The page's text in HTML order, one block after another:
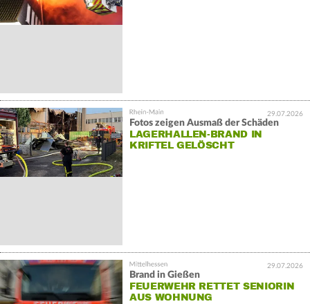
29.07.2026
Fotos zeigen Ausmaß der Schäden
LAGERHALLEN-BRAND IN
KRIFTEL GELÖSCHT
29.07.2026
Brand in Gießen
FEUERWEHR RETTET SENIORIN
AUS WOHNUNG